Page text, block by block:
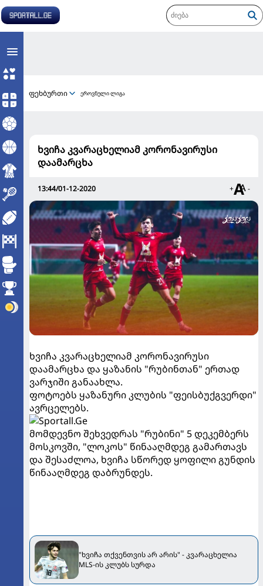
ფეხბურთი ეროვნული ლიგა
ხვიჩა კვარაცხელიამ კორონავირუსი
დაამარცხა
13:44/01-12-2020 + -
ხვიჩა კვარაცხელიამ კორონავირუსი
დაამარცხა და ყაზანის "რუბინთან" ერთად
ვარჯიში განაახლა.
ფოტოებს ყაზანური კლუბის "ფეისბუქგვერდი"
ავრცელებს.
მომდევნო შეხვედრას "რუბინი" 5 დეკემბერს
მოსკოვში, "ლოკოს" წინააღმდეგ გამართავს
და შესაძლოა, ხვიჩა სწორედ ყოფილი გუნდის
წინააღმდეგ დაბრუნდეს.
"ხვიჩა თქვენთვის არ არის" - კვარაცხელია
MLS-ის კლუბს სურდა